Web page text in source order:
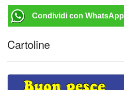
Condividi con WhatsApp
Cartoline